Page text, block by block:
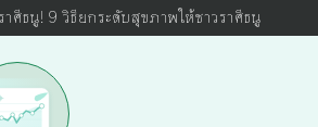
าศีธนู! 9 วิธียกระดับสุขภาพให้ชาวราศีธนู